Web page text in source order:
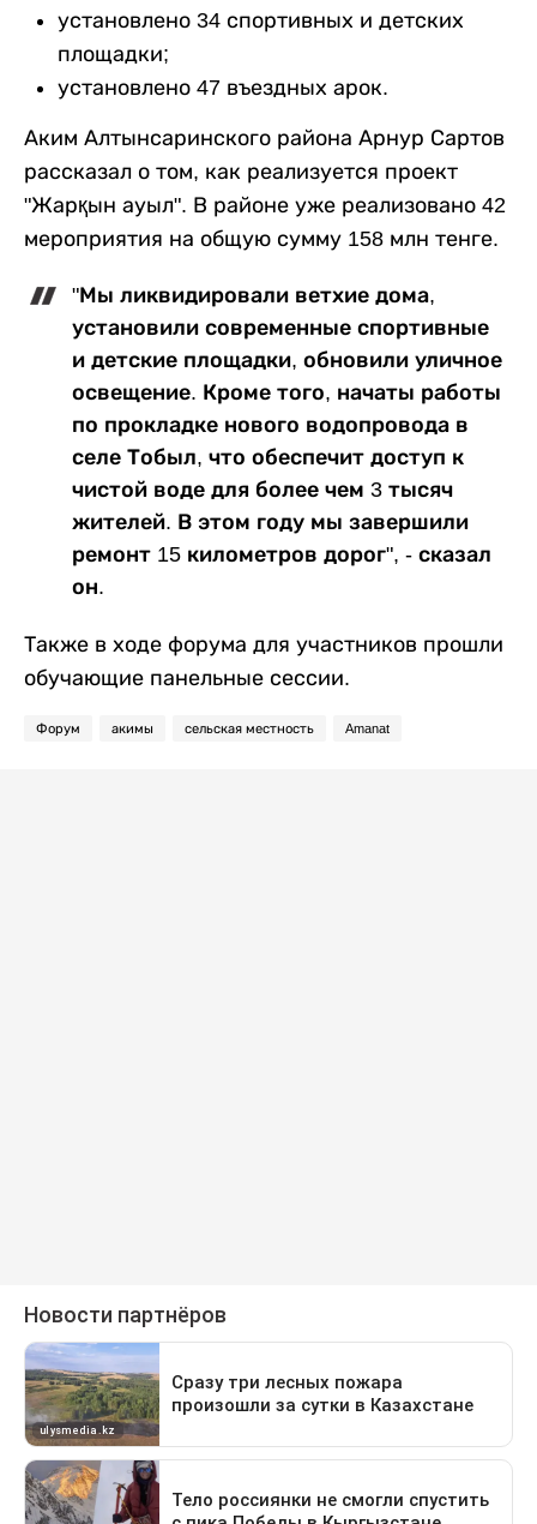
установлено 34 спортивных и детских
площадки;
установлено 47 въездных арок.
Аким Алтынсаринского района Арнур Сартов
рассказал о том, как реализуется проект
"Жарқын ауыл". В районе уже реализовано 42
мероприятия на общую сумму 158 млн тенге.
"Мы ликвидировали ветхие дома,
установили современные спортивные
и детские площадки, обновили уличное
освещение. Кроме того, начаты работы
по прокладке нового водопровода в
селе Тобыл, что обеспечит доступ к
чистой воде для более чем 3 тысяч
жителей. В этом году мы завершили
ремонт 15 километров дорог", - сказал
он.
Также в ходе форума для участников прошли
обучающие панельные сессии.
Форум акимы сельская местность Amanat